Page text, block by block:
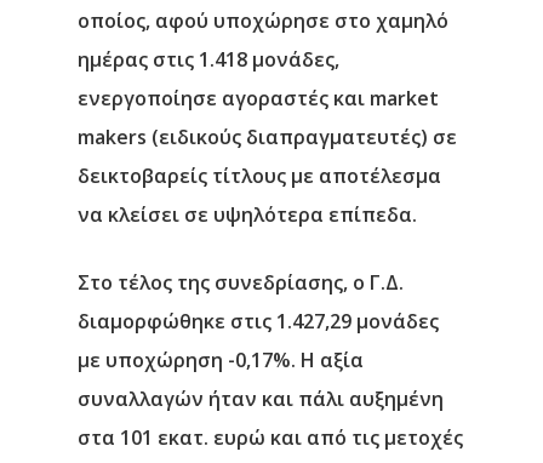
οποίος, αφού υποχώρησε στο χαμηλό
ημέρας στις 1.418 μονάδες,
ενεργοποίησε αγοραστές και market
makers (ειδικούς διαπραγματευτές) σε
δεικτοβαρείς τίτλους με αποτέλεσμα
να κλείσει σε υψηλότερα επίπεδα.
Στο τέλος της συνεδρίασης, ο Γ.Δ.
διαμορφώθηκε στις 1.427,29 μονάδες
με υποχώρηση -0,17%. Η αξία
συναλλαγών ήταν και πάλι αυξημένη
στα 101 εκατ. ευρώ και από τις μετοχές